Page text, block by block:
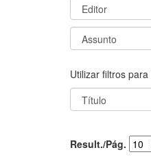
Utilizar filtros
Result./Pág.